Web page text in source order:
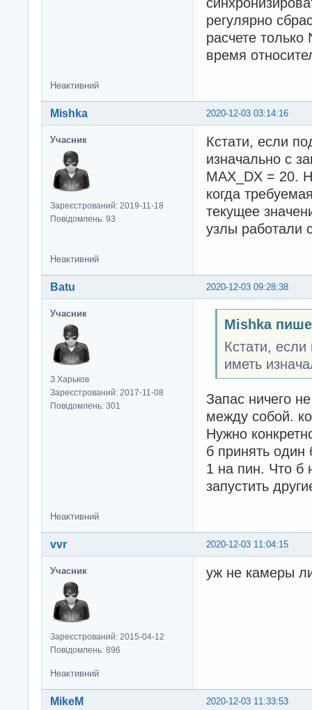
регулярно
расчете только
время
Неактивний
2020-12-03 03:14:16
Mishka
Учасник
Зареєстрований: 2019-11-18
Повідомлень: 93
Кстати, если
изначально с
MAX_DX = 20.
когда
текущее
узлы работали
Неактивний
2020-12-03 09:28:38
Batu
Учасник
З Харьков
Зареєстрований: 2017-11-08
Повідомлень: 301
Mishka
Кстати,
иметь
Запас ничего
между собой.
Нужно
б принять один
1 на пин. Что б
запустить
Неактивний
2020-12-03 11:04:15
vvr
Учасник
Зареєстрований: 2015-04-12
Повідомлень: 896
уж не камеры
Неактивний
2020-12-03 11:33:53
MikeM